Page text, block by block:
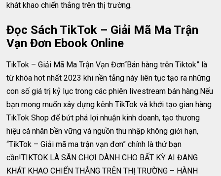
khát khao chiến thắng trên thị trường.
Đọc Sách TikTok – Giải Mã Ma Trận
Vạn Đơn Ebook Online
TikTok – Giải Mã Ma Trận Vạn Đơn“Bán hàng trên Tiktok” là
từ khóa hot nhất 2023 khi nền tảng này liên tục tạo ra những
con số giá trị kỷ lục trong các phiên livestream bán hàng.Nếu
bạn mong muốn xây dựng kênh TikTok và khởi tạo gian hàng
TikTok Shop để bứt phá lợi nhuận kinh doanh, tạo thương
hiệu cá nhân bền vững và nguồn thu nhập không giới hạn,
“TikTok – Giải mã ma trận vạn đơn” chính là thứ bạn
cần!TIKTOK LÀ SÂN CHƠI DÀNH CHO BẤT KỲ AI ĐANG
KHÁT KHAO CHIẾN THẮNG TRÊN THỊ TRƯỜNG – HÀNH